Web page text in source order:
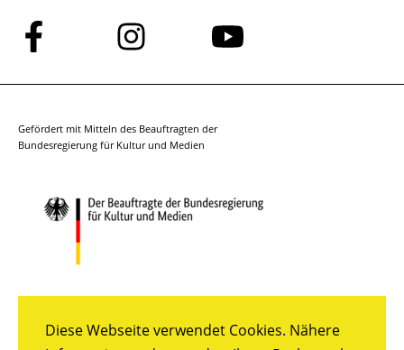
Diese Webseite verwendet Cookies. Nähere
Folge
uns
auf
Folge
uns
auf
Folge
auf
Gefördert mit Mitteln des Beauftragten der
Bundesregierung für Kultur und Medien